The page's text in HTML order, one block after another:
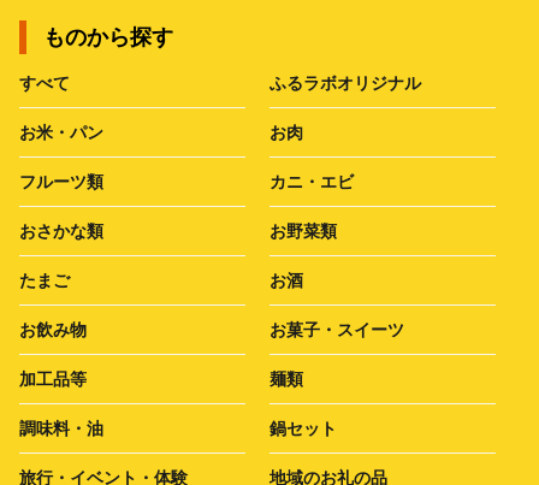
ものから探す
すべて ふるラボオリジナル
お米・パン お肉
フルーツ類 カニ・エビ
おさかな類 お野菜類
たまご お酒
お飲み物 お菓子・スイーツ
加工品等 麺類
調味料・油 鍋セット
旅行・イベント・体験 地域のお礼の品